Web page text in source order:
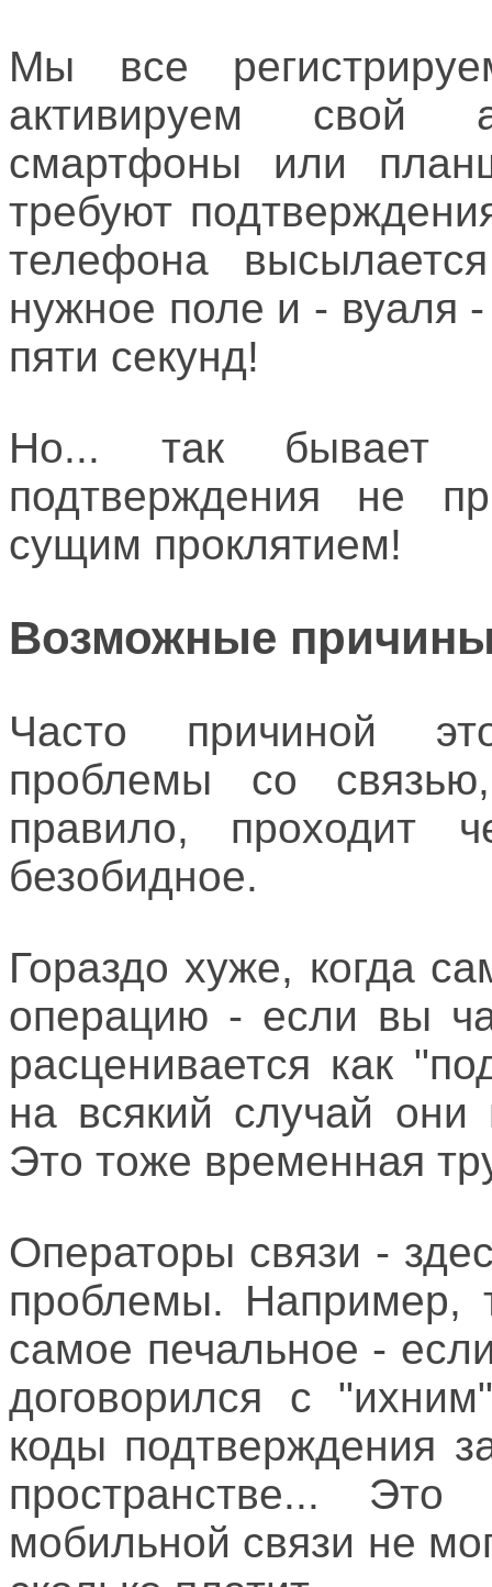
Мы все
активируем свой
смартфоны или
требуют
телефона
нужное поле и - вуаля
пяти секунд!
Но... так бывает
подтверждения не
сущим проклятием!
Возможные
Часто причиной
проблемы со
правило, проходит
безобидное.
Гораздо хуже, когда
операцию - если вы
расценивается как
на всякий случай они
Это тоже временная
Операторы связи -
проблемы. Например,
самое печальное -
договорился с
коды подтверждения
пространстве... Это
мобильной связи не